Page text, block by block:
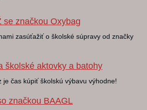
se značkou Oxybag
zasúťažiť o školské súpravy od značky
školské aktovky a batohy
je čas kúpiť školskú výbavu výhodne!
značkou BAAGL